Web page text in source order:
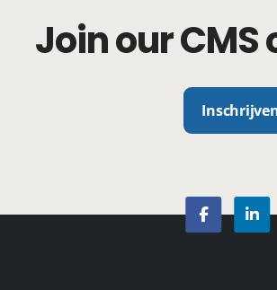
Join our